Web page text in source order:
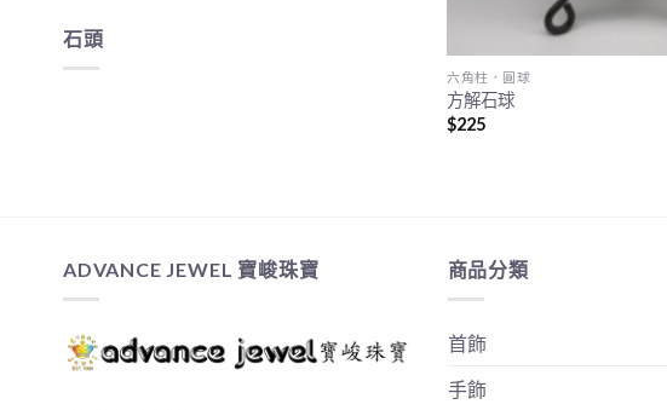
石頭
六角柱．圓球
方解石球
$225
ADVANCE JEWEL 寶峻珠寶 商品分類
首飾
手飾